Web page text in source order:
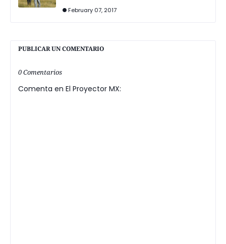
February 07, 2017
PUBLICAR UN COMENTARIO
0 Comentarios
Comenta en El Proyector MX: